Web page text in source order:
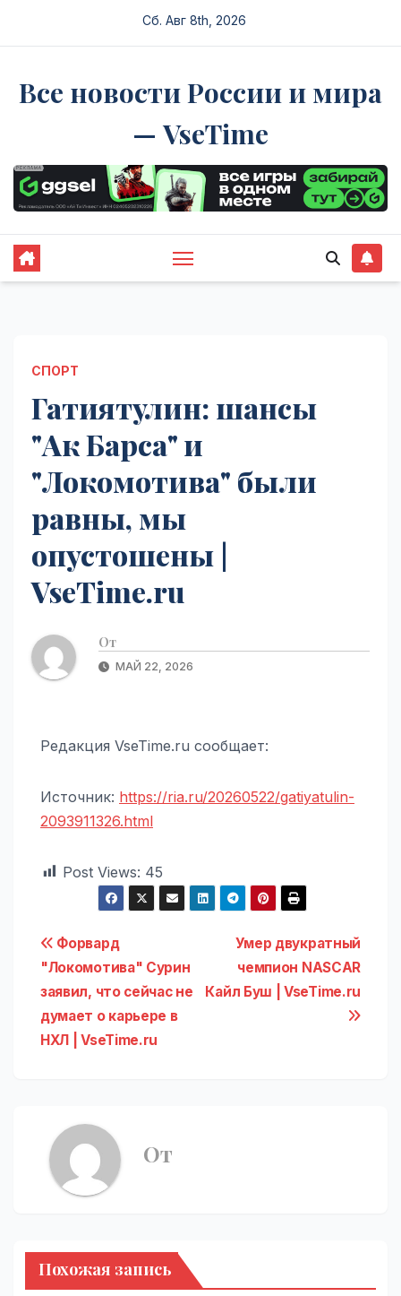
Сб. Авг 8th, 2026
Все новости России и мира
— VseTime
СПОРТ
Гатиятулин: шансы
"Ак Барса" и
"Локомотива" были
равны, мы
опустошены |
VseTime.ru
От
МАЙ 22, 2026
Редакция VseTime.ru сообщает:
Источник: https://ria.ru/20260522/gatiyatulin-
2093911326.html
Post Views: 45
Навигация
по
записям
Умер двукратный
чемпион NASCAR
Кайл Буш | VseTime.ru
Форвард
"Локомотива" Сурин
заявил, что сейчас не
думает о карьере в
НХЛ | VseTime.ru
От
Похожая запись